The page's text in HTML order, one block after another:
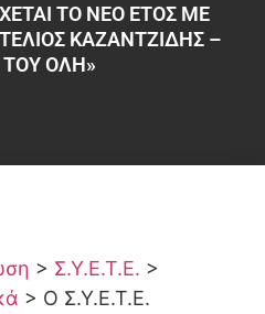
ΤΟ ΝΕΟ ΕΤΟΣ ΜΕ
ΚΑΖΑΝΤΖΙΔΗΣ –
ΟΛΗ»
> Σ.Υ.Ε.Τ.Ε. >
> Ο Σ.Υ.Ε.Τ.Ε.